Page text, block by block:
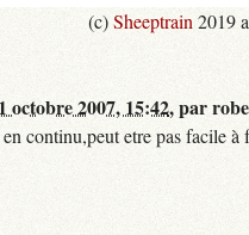
(c)Sheeptrain 2019
octobre 2007, 15:42,par
continu,peut etre pas facile